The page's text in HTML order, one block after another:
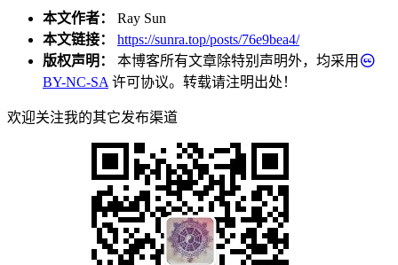
本文作者：
Ray Sun
本文链接：
https://sunra.top/posts/76e9bea4/
版权声明：
本博客所有文章除特别声明外，均采用
BY-NC-SA 许可协议。转载请注明出处！
欢迎关注我的其它发布渠道